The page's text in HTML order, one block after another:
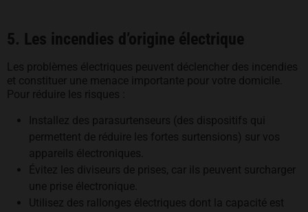
5. Les incendies d’origine électrique
Les problèmes électriques peuvent déclencher des incendies
et constituer une menace importante pour votre domicile.
Pour réduire les risques :
Installez des parasurtenseurs (des dispositifs qui
permettent de réduire les fortes surtensions) sur vos
appareils électroniques.
Évitez les diviseurs de prises, car ils peuvent surcharger
une prise électronique.
Utilisez des rallonges électriques dont la capacité est